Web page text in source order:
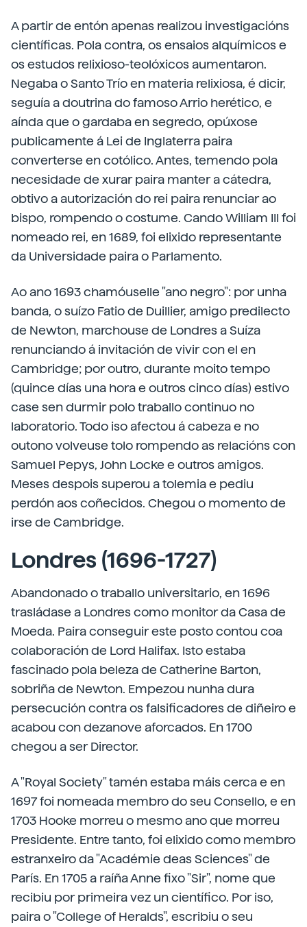
A partir de entón apenas realizou investigacións
científicas. Pola contra, os ensaios alquímicos e
os estudos relixioso-teolóxicos aumentaron.
Negaba o Santo Trío en materia relixiosa, é dicir,
seguía a doutrina do famoso Arrio herético, e
aínda que o gardaba en segredo, opúxose
publicamente á Lei de Inglaterra paira
converterse en cotólico. Antes, temendo pola
necesidade de xurar paira manter a cátedra,
obtivo a autorización do rei paira renunciar ao
bispo, rompendo o costume. Cando William III foi
nomeado rei, en 1689, foi elixido representante
da Universidade paira o Parlamento.
Ao ano 1693 chamóuselle "ano negro": por unha
banda, o suízo Fatio de Duillier, amigo predilecto
de Newton, marchouse de Londres a Suíza
renunciando á invitación de vivir con el en
Cambridge; por outro, durante moito tempo
(quince días una hora e outros cinco días) estivo
case sen durmir polo traballo continuo no
laboratorio. Todo iso afectou á cabeza e no
outono volveuse tolo rompendo as relacións con
Samuel Pepys, John Locke e outros amigos.
Meses despois superou a tolemia e pediu
perdón aos coñecidos. Chegou o momento de
irse de Cambridge.
Londres (1696-1727)
Abandonado o traballo universitario, en 1696
trasládase a Londres como monitor da Casa de
Moeda. Paira conseguir este posto contou coa
colaboración de Lord Halifax. Isto estaba
fascinado pola beleza de Catherine Barton,
sobriña de Newton. Empezou nunha dura
persecución contra os falsificadores de diñeiro e
acabou con dezanove aforcados. En 1700
chegou a ser Director.
A "Royal Society" tamén estaba máis cerca e en
1697 foi nomeada membro do seu Consello, e en
1703 Hooke morreu o mesmo ano que morreu
Presidente. Entre tanto, foi elixido como membro
estranxeiro da "Académie deas Sciences" de
París. En 1705 a raíña Anne fixo "Sir", nome que
recibiu por primeira vez un científico. Por iso,
paira o "College of Heralds", escribiu o seu